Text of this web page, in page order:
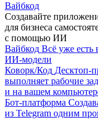
Вайбкод
Создавайте
для бизнеса
с помощью ИИ
Вайбкод Всё уже есть
ИИ-модели
Коворк/Код Десктоп-
выполняет рабочие
и на вашем
Бот-платформа
из Telegram одним